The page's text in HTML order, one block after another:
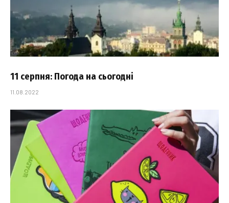
11 серпня: Погода на сьогодні
11.08.2022